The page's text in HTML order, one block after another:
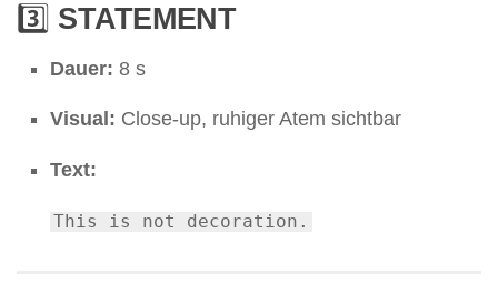
3️⃣ STATEMENT
Dauer: 8 s
Visual: Close-up, ruhiger Atem sichtbar
Text:
This is not decoration.